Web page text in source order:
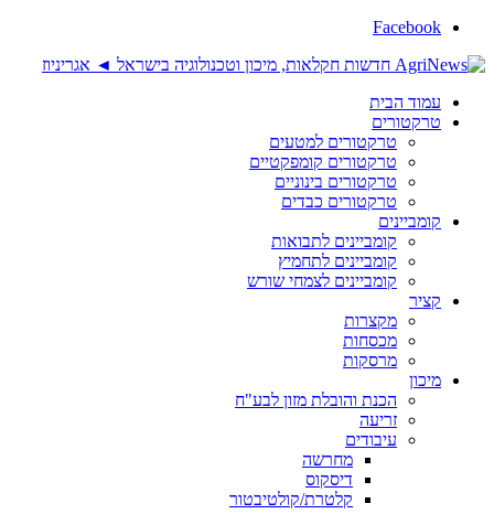
Facebook
עמוד הבית
טרקטורים
טרקטורים למטעים
טרקטורים קומפקטיים
טרקטורים בינוניים
טרקטורים כבדים
קומביינים
קומביינים לתבואות
קומביינים לתחמיץ
קומביינים לצמחי שורש
קציר
מקצרות
מכסחות
מרסקות
מיכון
הכנת והובלת מזון לבע"ח
זריעה
עיבודים
מחרשה
דיסקוס
קלטרת/קולטיבטור